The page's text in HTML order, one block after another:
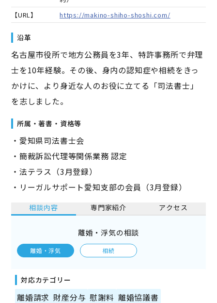
【URL】
https://makino-shiho-shoshi.com/
沿革
名古屋市役所で地方公務員を3年、特許事務所で弁理
士を10年経験。その後、身内の認知症や相続をきっ
かけに、より身近な人のお役に立てる「司法書士」
を志しました。
所属・著書・資格等
・愛知県司法書士会
・簡裁訴訟代理等関係業務 認定
・法テラス（3月登録）
・リーガルサポート愛知支部の会員（3月登録）
相談内容 専門家紹介 アクセス
離婚・浮気の相談
離婚・浮気 相続
対応カテゴリー
離婚請求 財産分与 慰謝料 離婚協議書